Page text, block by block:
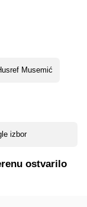
Musemić
izbor
ostvarilo